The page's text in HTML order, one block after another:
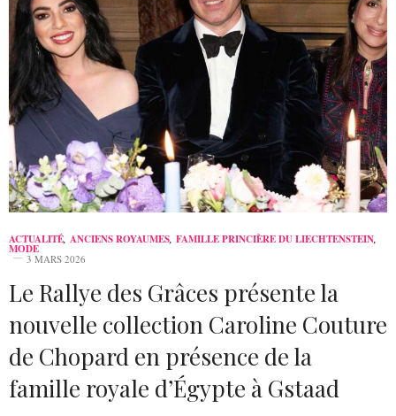
ACTUALITÉ, ANCIENS ROYAUMES, FAMILLE PRINCIÈRE DU LIECHTENSTEIN,
MODE
3 MARS 2026
Le Rallye des Grâces présente la
nouvelle collection Caroline Couture
de Chopard en présence de la
famille royale d’Égypte à Gstaad